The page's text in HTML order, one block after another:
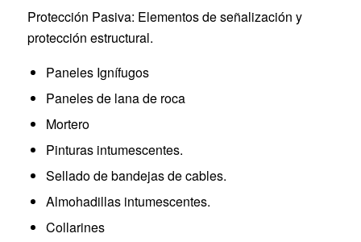
Protección Pasiva: Elementos de señalización y
protección estructural.
Paneles Ignífugos
Paneles de lana de roca
Mortero
Pinturas intumescentes.
Sellado de bandejas de cables.
Almohadillas intumescentes.
Collarines